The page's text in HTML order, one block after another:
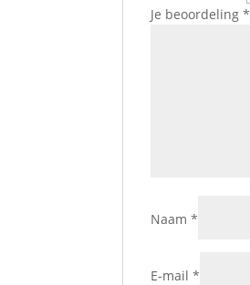
Je beoordeling*
Naam*
E-mail*